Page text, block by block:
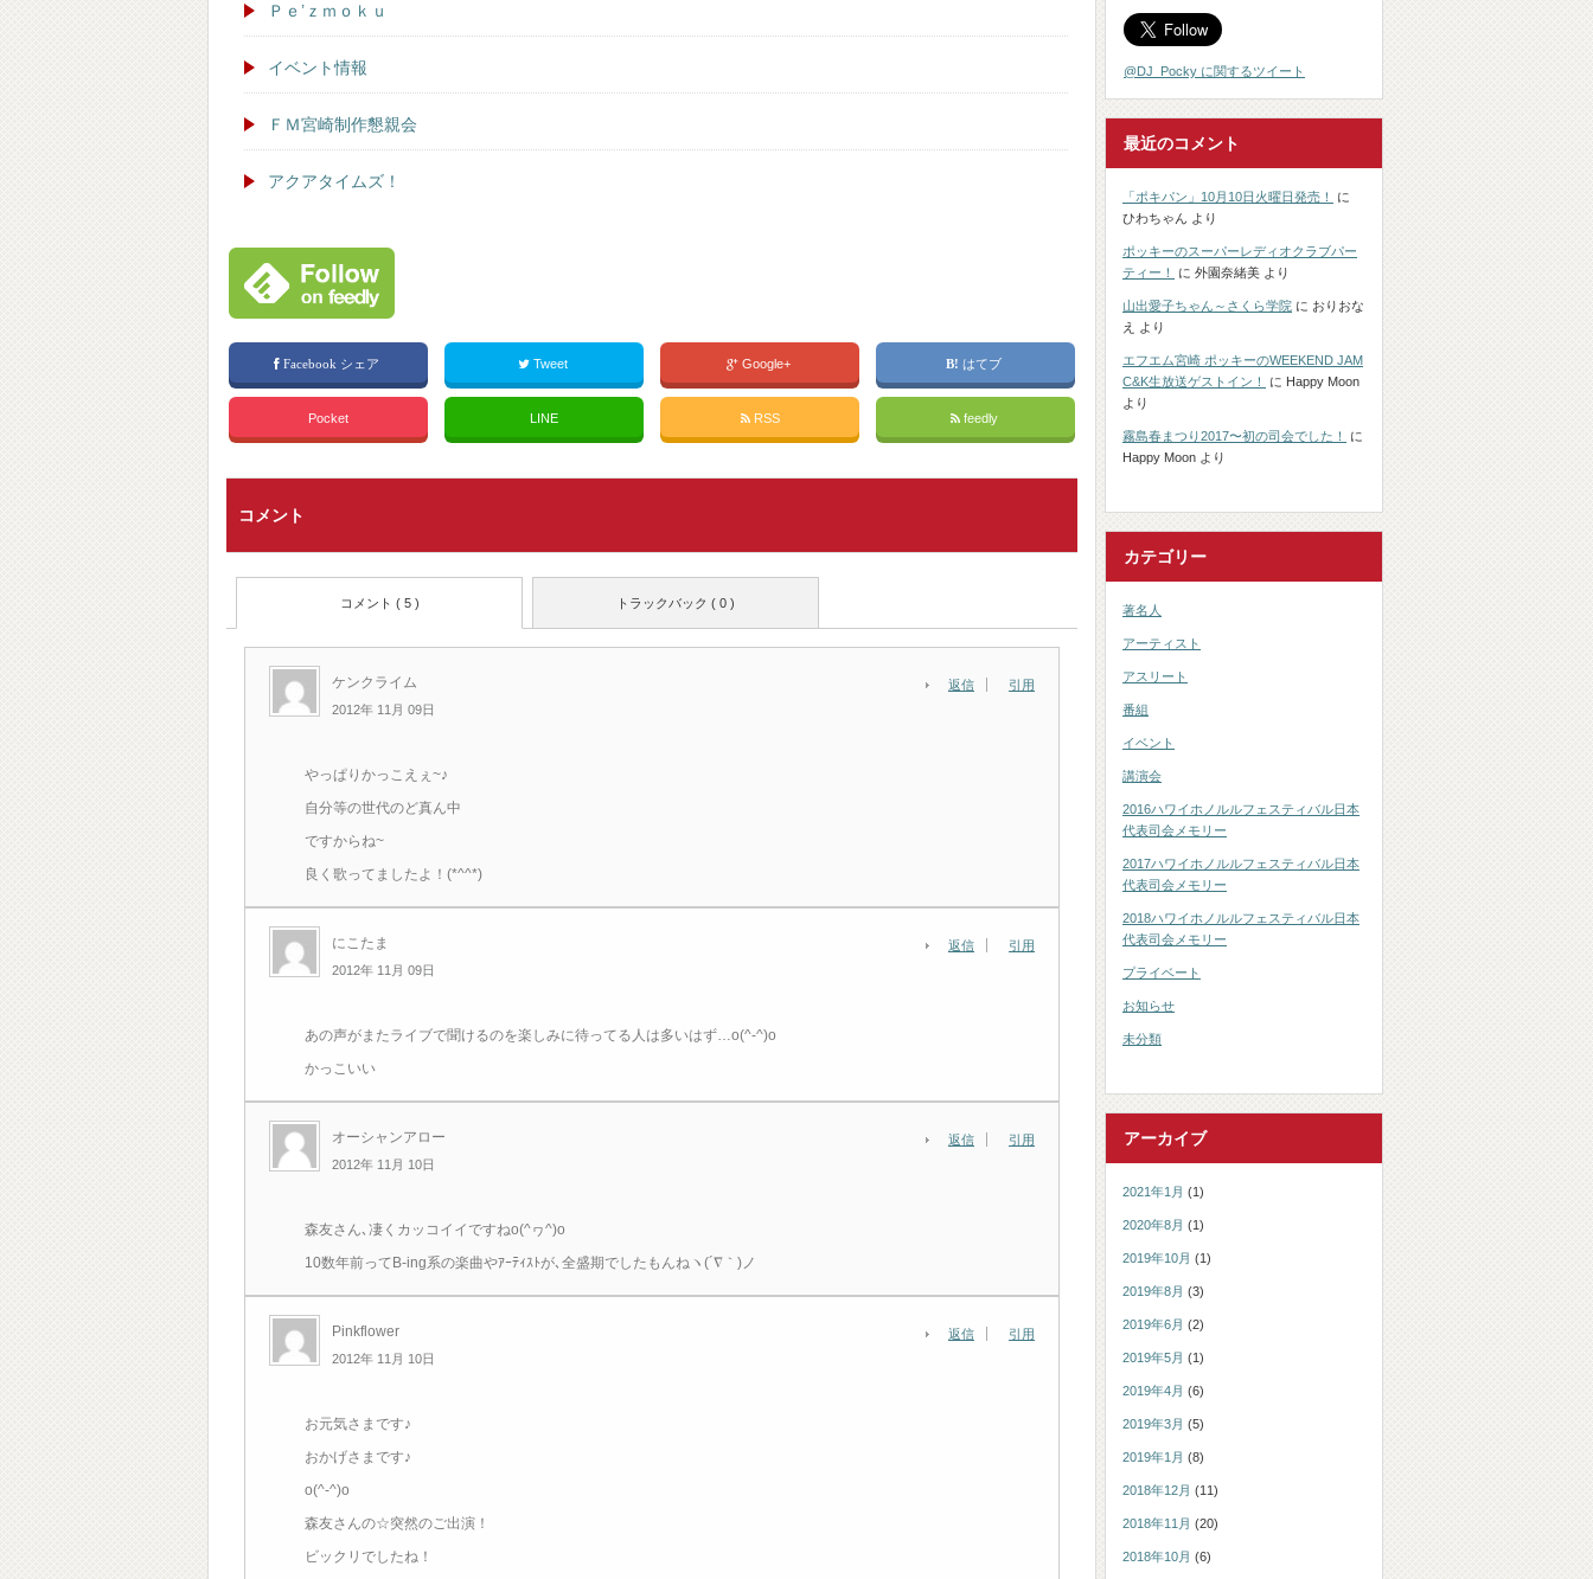
Ｐｅ’ｚｍｏｋｕ
イベント情報
ＦＭ宮崎制作懇親会
アクアタイムズ！
Facebook シェア Tweet Google+ はてブ
Pocket LINE RSS feedly
コメント
トラックバック ( 0 )
コメント ( 5 )
ケンクライム
2012年 11月 09日
返信 引用
やっぱりかっこえぇ~♪
自分等の世代のど真ん中
ですからね~
良く歌ってましたよ！(*^^*)
にこたま
2012年 11月 09日
返信 引用
あの声がまたライブで聞けるのを楽しみに待ってる人は多いはず…o(^-^)o
かっこいい
オーシャンアロー
2012年 11月 10日
返信 引用
森友さん､凄くカッコイイですねo(^ヮ^)o
10数年前ってB-ing系の楽曲やｱｰﾃｨｽﾄが､全盛期でしたもんねヽ(´∇｀)ノ
Pinkflower
2012年 11月 10日
返信 引用
お元気さまです♪
おかげさまです♪
o(^-^)o
森友さんの☆突然のご出演！
ビックリでしたね！
@DJ_Pocky に関するツイート
最近のコメント
「ポキパン」10月10日火曜日発売！
に
ひわちゃん より
ポッキーのスーパーレディオクラブパー
ティー！
に 外園奈緒美 より
山出愛子ちゃん～さくら学院 に おりおな
え
より
エフエム宮崎 ポッキーのWEEKEND JAM
C&K生放送ゲストイン！
に Happy Moon
より
霧島春まつり2017〜初の司会でした！
に
Happy Moon より
カテゴリー
著名人
アーティスト
アスリート
番組
イベント
講演会
2016ハワイホノルルフェスティバル日本
代表司会メモリー
2017ハワイホノルルフェスティバル日本
代表司会メモリー
2018ハワイホノルルフェスティバル日本
代表司会メモリー
プライベート
お知らせ
未分類
アーカイブ
2021年1月 (1)
2020年8月 (1)
2019年10月 (1)
2019年8月 (3)
2019年6月 (2)
2019年5月 (1)
2019年4月 (6)
2019年3月 (5)
2019年1月 (8)
2018年12月 (11)
2018年11月 (20)
2018年10月 (6)